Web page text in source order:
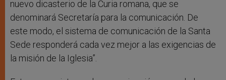
nuevo dicasterio de la Curia romana, que se
denominará Secretaría para la comunicación. De
este modo, el sistema de comunicación de la Santa
Sede responderá cada vez mejor a las exigencias de
la misión de la Iglesia”.